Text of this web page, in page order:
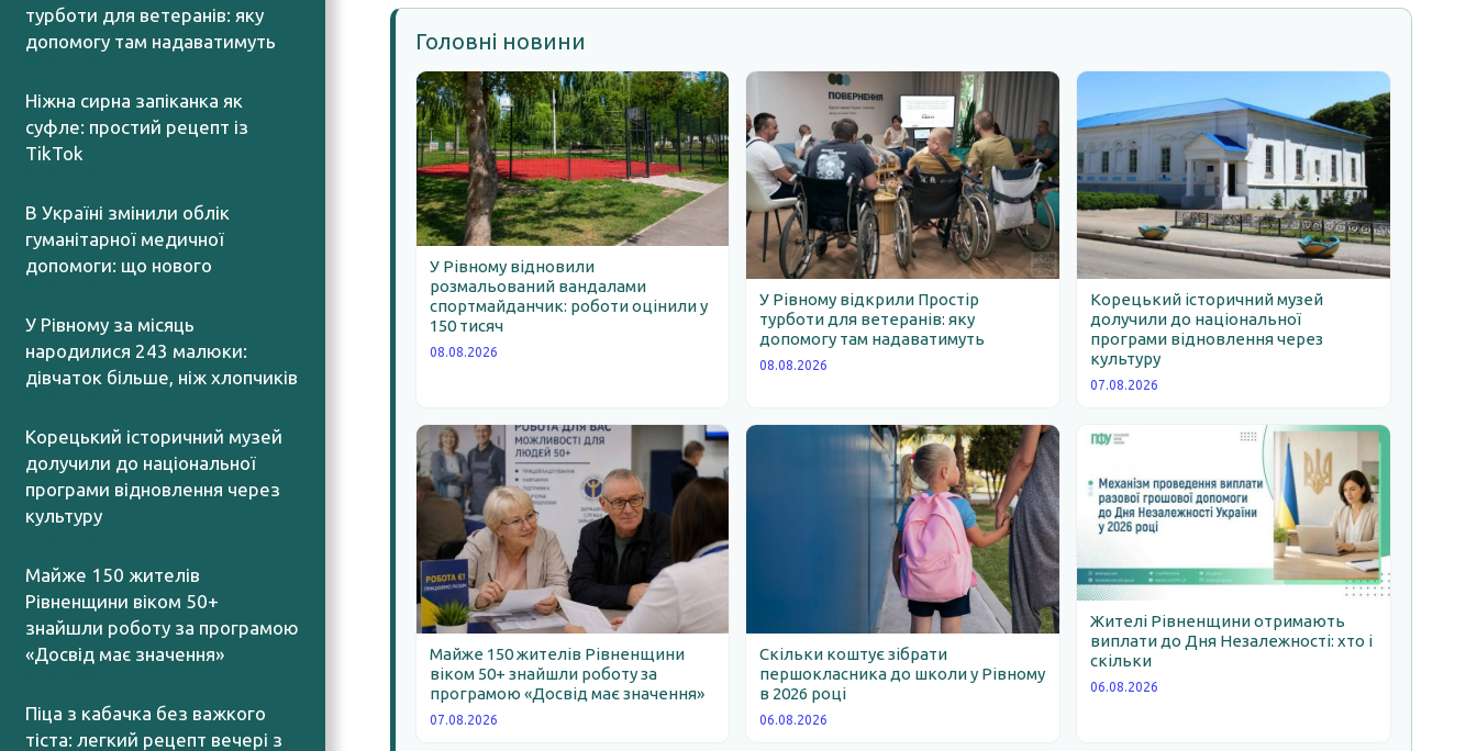
турботи для ветеранів: яку
допомогу там надаватимуть
Ніжна сирна запіканка як
суфле: простий рецепт із
TikTok
В Україні змінили облік
гуманітарної медичної
допомоги: що нового
У Рівному за місяць
народилися 243 малюки:
дівчаток більше, ніж хлопчиків
Корецький історичний музей
долучили до національної
програми відновлення через
культуру
Майже 150 жителів
Рівненщини віком 50+
знайшли роботу за програмою
«Досвід має значення»
Піца з кабачка без важкого
тіста: легкий рецепт вечері з
Головні новини
У Рівному відновили
розмальований вандалами
спортмайданчик: роботи оцінили у
150 тисяч
08.08.2026
У Рівному відкрили Простір
турботи для ветеранів: яку
допомогу там надаватимуть
08.08.2026
Корецький історичний музей
долучили до національної
програми відновлення через
культуру
07.08.2026
Майже 150 жителів Рівненщини
віком 50+ знайшли роботу за
програмою «Досвід має значення»
07.08.2026
Скільки коштує зібрати
першокласника до школи у Рівному
в 2026 році
06.08.2026
Жителі Рівненщини отримають
виплати до Дня Незалежності: хто і
скільки
06.08.2026